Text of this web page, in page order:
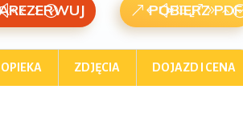
POBIERZ PDF
OPIEKA ZDJĘCIA DOJAZD I CENA